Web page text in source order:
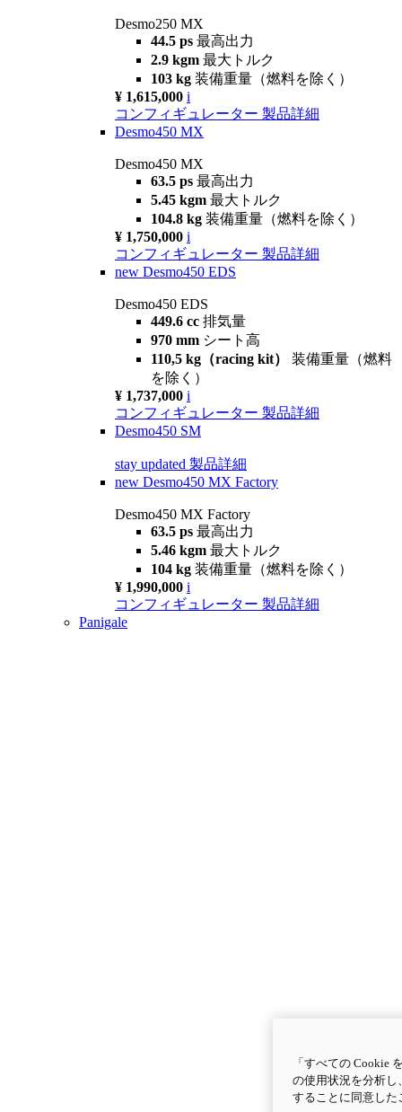
Desmo250 MX
44.5 ps 最高出力
2.9 kgm 最大トルク
103 kg 装備重量（燃料を除く）
¥ 1,615,000 i
コンフィギュレーター 製品詳細
Desmo450 MX
Desmo450 MX
63.5 ps 最高出力
5.45 kgm 最大トルク
104.8 kg 装備重量（燃料を除く）
¥ 1,750,000 i
コンフィギュレーター 製品詳細
new Desmo450 EDS
Desmo450 EDS
449.6 cc 排気量
970 mm シート高
110,5 kg（racing kit） 装備重量（燃料
を除く）
¥ 1,737,000 i
コンフィギュレーター 製品詳細
Desmo450 SM
stay updated 製品詳細
new Desmo450 MX Factory
Desmo450 MX Factory
63.5 ps 最高出力
5.46 kgm 最大トルク
104 kg 装備重量（燃料を除く）
¥ 1,990,000 i
コンフィギュレーター 製品詳細
Panigale
「すべての Cookie
の使用状況を分析し
することに同意し